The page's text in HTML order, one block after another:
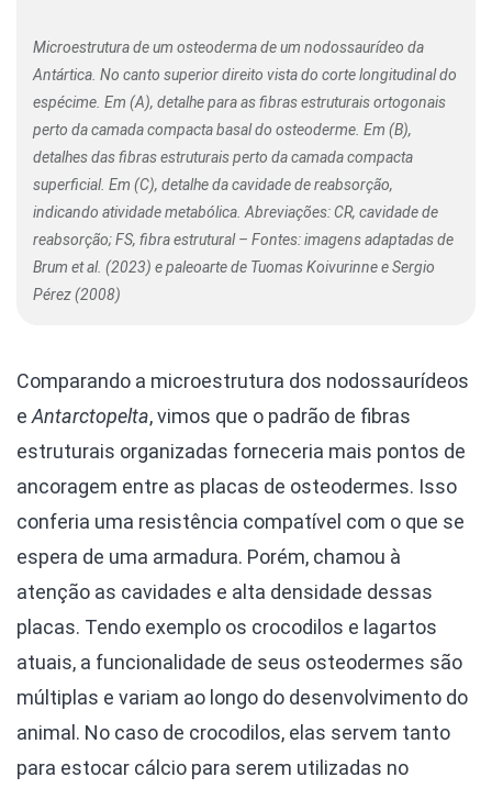
Microestrutura de um osteoderma de um nodossaurídeo da
Antártica. No canto superior direito vista do corte longitudinal do
espécime. Em (A), detalhe para as fibras estruturais ortogonais
perto da camada compacta basal do osteoderme. Em (B),
detalhes das fibras estruturais perto da camada compacta
superficial. Em (C), detalhe da cavidade de reabsorção,
indicando atividade metabólica. Abreviações: CR, cavidade de
reabsorção; FS, fibra estrutural – Fontes: imagens adaptadas de
Brum et al. (2023) e paleoarte de Tuomas Koivurinne e Sergio
Pérez (2008)
Comparando a microestrutura dos nodossaurídeos
e Antarctopelta, vimos que o padrão de fibras
estruturais organizadas forneceria mais pontos de
ancoragem entre as placas de osteodermes. Isso
conferia uma resistência compatível com o que se
espera de uma armadura. Porém, chamou à
atenção as cavidades e alta densidade dessas
placas. Tendo exemplo os crocodilos e lagartos
atuais, a funcionalidade de seus osteodermes são
múltiplas e variam ao longo do desenvolvimento do
animal. No caso de crocodilos, elas servem tanto
para estocar cálcio para serem utilizadas no